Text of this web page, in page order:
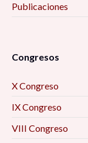
Publicaciones
Congresos
X Congreso
IX Congreso
VIII Congreso